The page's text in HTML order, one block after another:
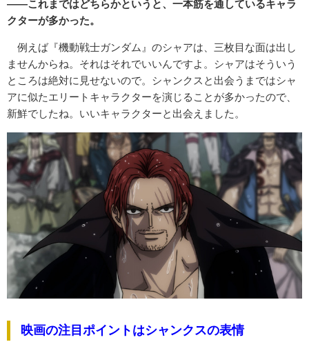
――これまではどちらかというと、一本筋を通しているキャラ
クターが多かった。
例えば『機動戦士ガンダム』のシャアは、三枚目な面は出し
ませんからね。それはそれでいいんですよ。シャアはそういう
ところは絶対に見せないので。シャンクスと出会うまではシャ
アに似たエリートキャラクターを演じることが多かったので、
新鮮でしたね。いいキャラクターと出会えました。
映画の注目ポイントはシャンクスの表情